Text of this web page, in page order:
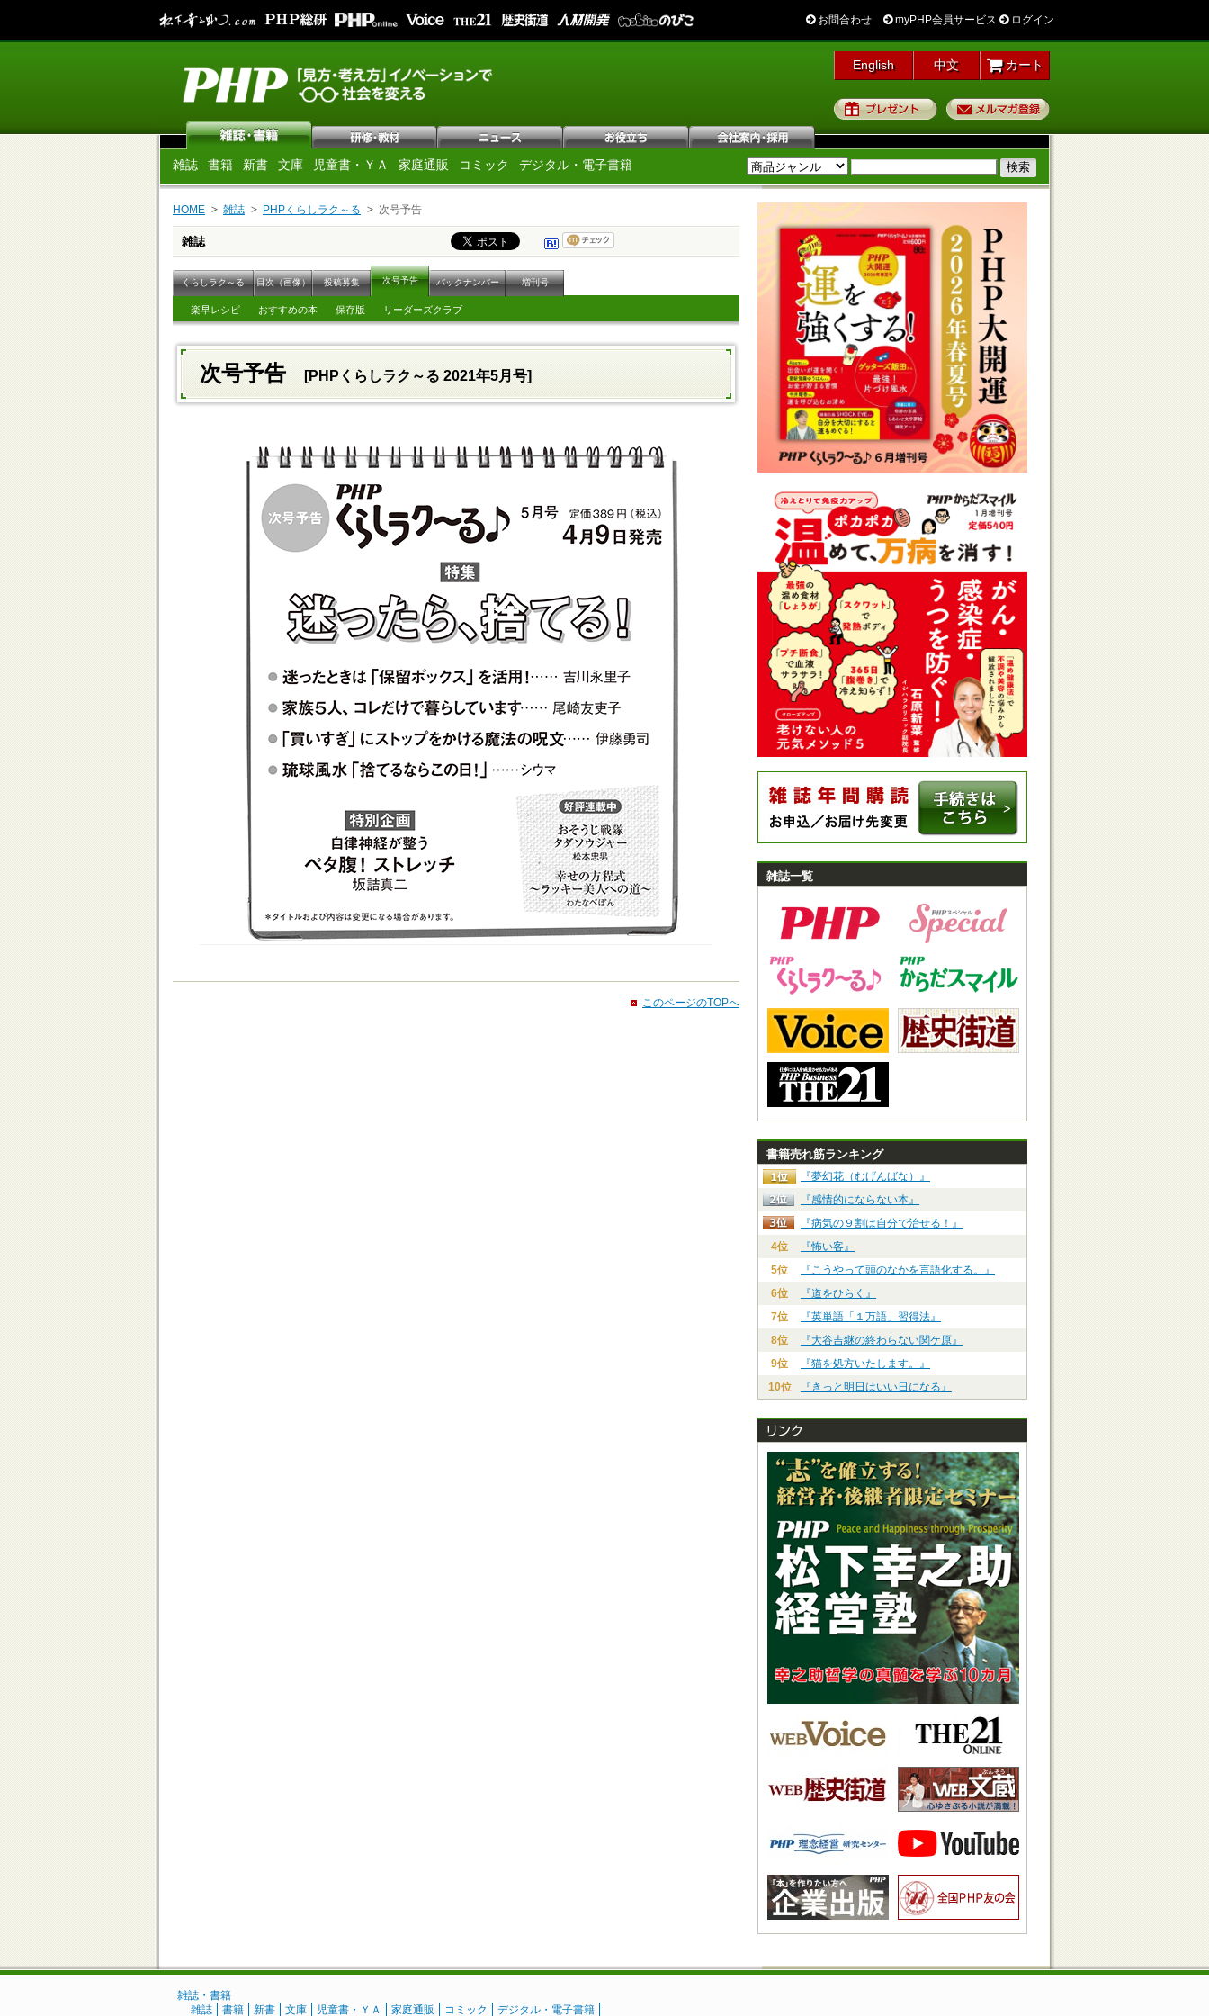
お問合わせ myPHP会員サービス ログイン
English 中文 カート
プレゼント
雑誌 書籍 新書 文庫 児童書・ＹＡ 家庭通販 コミック デジタル・電子書籍
HOME 雑誌 PHPくらしラク～る 次号予告
雑誌
くらしラク～る 目次（画像） 投稿募集 次号予告 バックナンバー 増刊号
楽早レシピ おすすめの本 保存版 リーダーズクラブ
次号予告 [PHPくらしラク～る 2021年5月号]
このページのTOPへ
雑誌一覧
書籍売れ筋ランキング
『夢幻花（むげんばな）』
『感情的にならない本』
『病気の９割は自分で治せる！』
4位
『怖い客』
5位
『こうやって頭のなかを言語化する。』
6位
『道をひらく』
7位
『英単語「１万語」習得法』
8位
『大谷吉継の終わらない関ケ原』
9位
『猫を処方いたします。』
10位
『きっと明日はいい日になる』
雑誌・書籍
雑誌
書籍 新書 文庫 児童書・ＹＡ 家庭通販 コミック デジタル・電子書籍